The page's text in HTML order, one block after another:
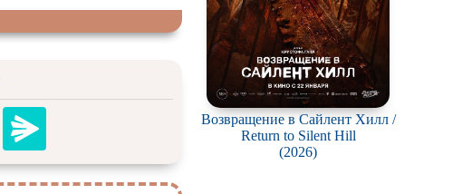
Возвращение в Сайлент Хилл /
Return to Silent Hill
(2026)